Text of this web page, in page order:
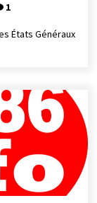
1
États Généraux